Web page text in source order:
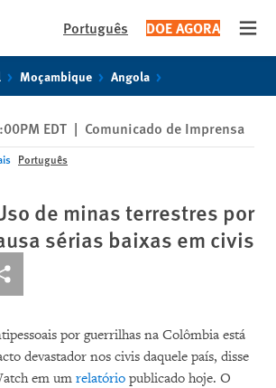
Português DOE AGORA
Moçambique Angola
EDT | Comunicado de Imprensa
Português
de minas terrestres por
sérias baixas em civis
via Bluesky
this via Compartilhar
por guerrilhas na Colômbia está
devastador nos civis daquele país, disse
em um relatório publicado hoje. O